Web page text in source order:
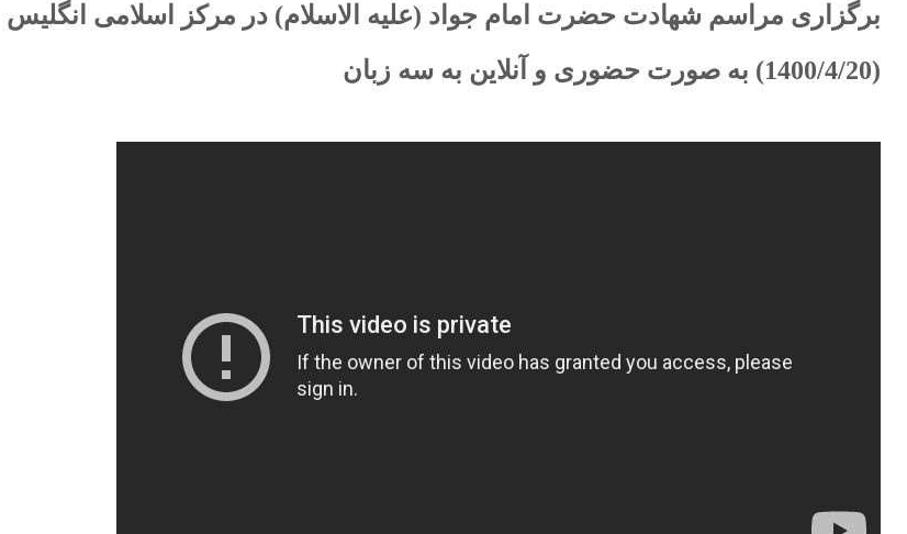
برگزاری مراسم شهادت حضرت امام جواد (علیه الاسلام) در مرکز اسلامی انگلیس
(1400/4/20) به صورت حضوری و آنلاین به سه زبان